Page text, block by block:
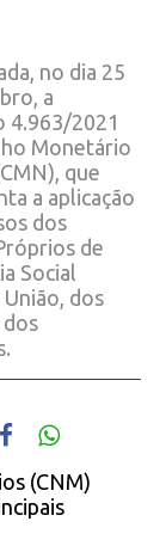
no dia 25
a
4.963/2021
Monetário
que
a aplicação
dos
de
Social
União, dos
dos
(CNM)